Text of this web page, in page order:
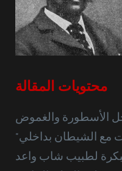
محتويات المقالة
الأسطورة والغموض
مع الشيطان بداخلي"
لطبيب شاب واعد